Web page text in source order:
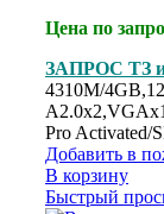
Цена по
ЗАПРОС ТЗ
4310M/
Pro Activated/
Добавить в
В корзину
Быстрый